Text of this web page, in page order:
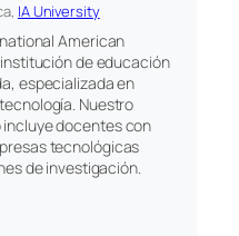
IA University
American
de educación
especializada en
Nuestro
docentes con
tecnológicas
de investigación.